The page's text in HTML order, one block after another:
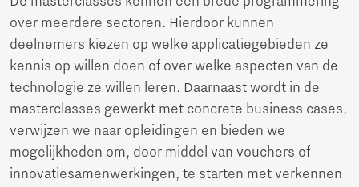
over meerdere sectoren. Hierdoor kunnen
deelnemers kiezen op welke applicatiegebieden ze
kennis op willen doen of over welke aspecten van de
technologie ze willen leren. Daarnaast wordt in de
masterclasses gewerkt met concrete business cases,
verwijzen we naar opleidingen en bieden we
mogelijkheden om, door middel van vouchers of
innovatiesamenwerkingen, te starten met verkennen